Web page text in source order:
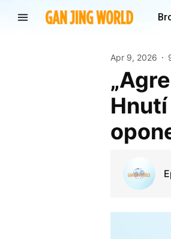
Apr 9, 2026
„Agresivita radikální levice narůstá.“ S předsedou